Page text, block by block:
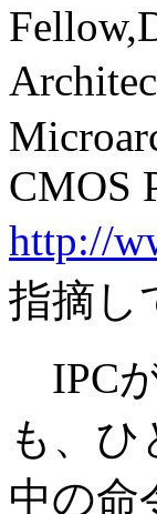
CMOS
http://
指摘し
IPC
も、
中の命